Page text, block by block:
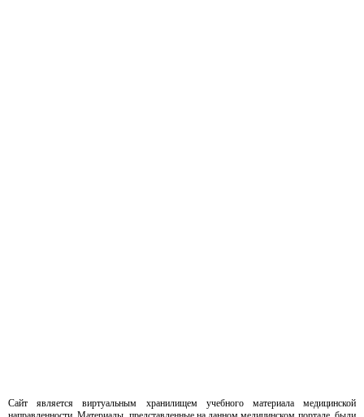
Сайт является виртуальным хранилищем учебного материала медицинской